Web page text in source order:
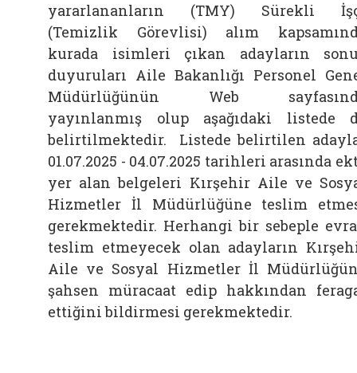
yararlananların (TMY) Sürekli
(Temizlik Görevlisi) alım
kurada isimleri çıkan adayların
duyuruları Aile Bakanlığı Personel
Müdürlüğünün Web
yayınlanmış olup aşağıdaki listede
belirtilmektedir. Listede belirtilen
01.07.2025 - 04.07.2025 tarihleri arasında
yer alan belgeleri Kırşehir Aile ve
Hizmetler İl Müdürlüğüne teslim
gerekmektedir. Herhangi bir sebeple
teslim etmeyecek olan adayların
Aile ve Sosyal Hizmetler İl
şahsen müracaat edip hakkından
ettiğini bildirmesi gerekmektedir.